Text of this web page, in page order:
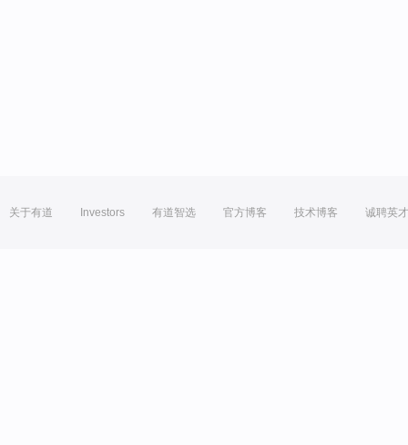
关于有道 Investors 有道智选 官方博客 技术博客 诚聘英才